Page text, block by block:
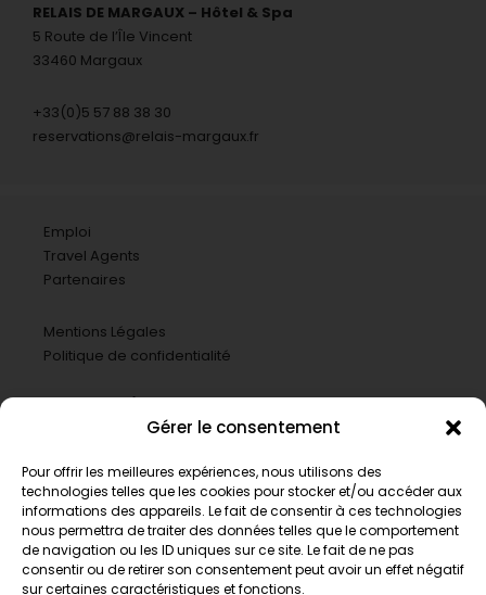
Gérer le consentement
Pour offrir les meilleures expériences, nous utilisons des
technologies telles que les cookies pour stocker et/ou accéder aux
informations des appareils. Le fait de consentir à ces technologies
nous permettra de traiter des données telles que le comportement
de navigation ou les ID uniques sur ce site. Le fait de ne pas
consentir ou de retirer son consentement peut avoir un effet négatif
sur certaines caractéristiques et fonctions.
RELAIS DE MARGAUX – Hôtel & Spa
5 Route de l’Île Vincent
33460 Margaux
+33(0)5 57 88 38 30
reservations@relais-margaux.fr
Emploi
Travel Agents
Partenaires
Mentions Légales
Politique de confidentialité